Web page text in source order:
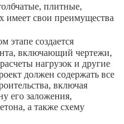
плитные,
имеет свои преимущества
этапе создается
включающий чертежи,
нагрузок и другие
должен содержать все
включая
его заложения,
а также схему